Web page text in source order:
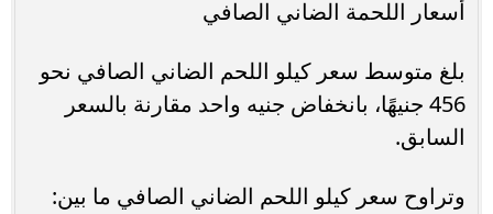
أسعار اللحمة الضاني الصافي
بلغ متوسط سعر كيلو اللحم الضاني الصافي نحو
456 جنيهًا، بانخفاض جنيه واحد مقارنة بالسعر
السابق.
وتراوح سعر كيلو اللحم الضاني الصافي ما بين: